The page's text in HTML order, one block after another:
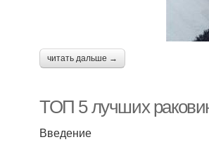
читать дальше →
ТОП 5 лучших
Введение